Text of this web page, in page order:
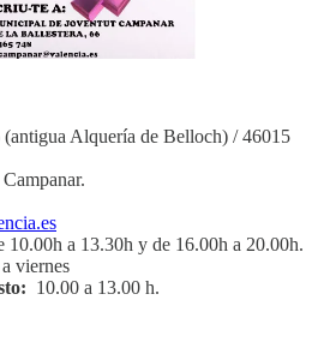
Alquería de Belloch) / 46015
Campanar.
10.00h a 13.30h y de 16.00h a 20.00h.
viernes
10.00 a 13.00 h.